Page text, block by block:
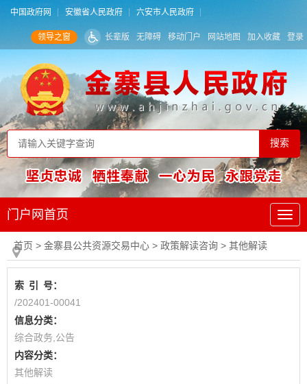
中国政府网 安徽省人民政府 六安市人民政府
领导之窗 长辈版 无障碍 移动门户 网站地图 加入收藏 登录
门户网首页
首页 > 金寨县公共资源交易中心 > 政策解读咨询 > 其他解读
索 引
号：
/202401-00041
信息分类：
综合政务,公告
内容分类：
其他解读